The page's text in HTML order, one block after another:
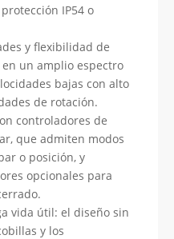
IP54 o
y flexibilidad de
un amplio espectro
bajas con alto
de rotación.
controladores de
que admiten modos
o posición, y
opcionales para
vida útil: el diseño sin
y los